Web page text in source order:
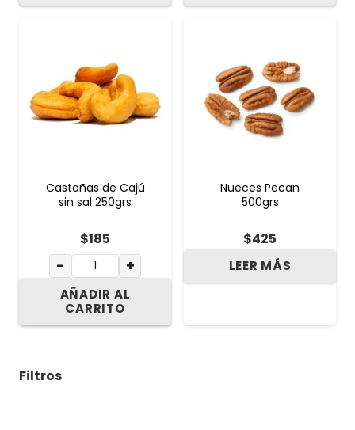
Filtros
Castañas de Cajú
sin sal 250grs
$185
− +
AÑADIR AL
CARRITO
Nueces Pecan
500grs
$425
LEER MÁS